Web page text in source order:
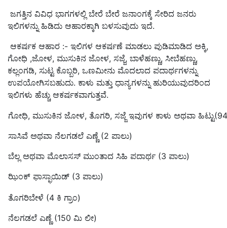
ಜಗತ್ತಿನ ವಿವಿಧ ಭಾಗಗಳಲ್ಲಿ ಬೇರೆ ಬೇರೆ ಜನಾಂಗಕ್ಕೆ ಸೇರಿದ ಜನರು
ಇಲಿಗಳನ್ನು ಹಿಡಿದು ಆಹಾರಕ್ಕಾಗಿ ಬಳಸುವುದು ಇದೆ.
ಆಕರ್ಷಕ ಆಹಾರ :- ಇಲಿಗಳ ಆಕರ್ಷಣೆ ಮಾಡಲು ಪುಡಿಮಾಡಿದ ಅಕ್ಕಿ,
ಗೋಧಿ ,ಜೋಳ, ಮುಸುಕಿನ ಜೋಳ, ಸಜ್ಜೆ, ಬಾಳೆಹಣ್ಣು, ಸೀಬೆಹಣ್ಣು,
ಕಲ್ಲಂಗಡಿ, ಸುಟ್ಟ ಕೊಬ್ಬರಿ, ಒಣಮೀನು ಮೊದಲಾದ ಪದಾರ್ಥಗಳನ್ನು
ಉಪಯೋಗಿಸಬಹುದು. ಕಾಳು ಮತ್ತು ಧಾನ್ಯಗಳನ್ನು ಹುರಿಯುವುದರಿಂದ
ಇಲಿಗಳು ಹೆಚ್ಚು ಆಕರ್ಷಕವಾಗುತ್ತವೆ.
ಗೋಧಿ, ಮುಸುಕಿನ ಜೋಳ, ತೊಗರಿ, ಸಜ್ಜೆ ಇವುಗಳ ಕಾಳು ಅಥವಾ ಹಿಟ್ಟು
ಸಾಸಿವೆ ಅಥವಾ ನೆಲಗಡಲೆ ಎಣ್ಣೆ (2 ಪಾಲು)
ಬೆಲ್ಲ ಅಥವಾ ಮೊಲಾಸಸ್ ಮುಂತಾದ ಸಿಹಿ ಪದಾರ್ಥ (3 ಪಾಲು)
ಝಿಂಕ್ ಫಾಸ್ಫಾಯಿಡ್ (3 ಪಾಲು)
ತೊಗರಿಬೇಳೆ (4 ಕಿ ಗ್ರಾಂ)
ನೆಲಗಡಲೆ ಎಣ್ಣೆ (150 ಮಿ ಲೀ)